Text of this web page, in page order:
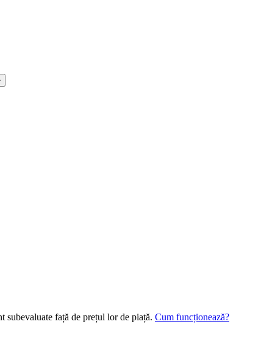
față de prețul lor de piață. Cum funcționează?